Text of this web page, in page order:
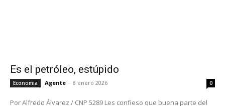
Es el petróleo, estúpido
Economia Agente - 8 enero 2026 0
Por Alfredo Álvarez / CNP 5289 Les confieso que buena parte del